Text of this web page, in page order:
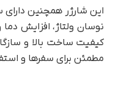
این شارژر همچنین
نوسان ولتاژ، افزایش
کیفیت ساخت بالا و
مطمئن برای سفرها و